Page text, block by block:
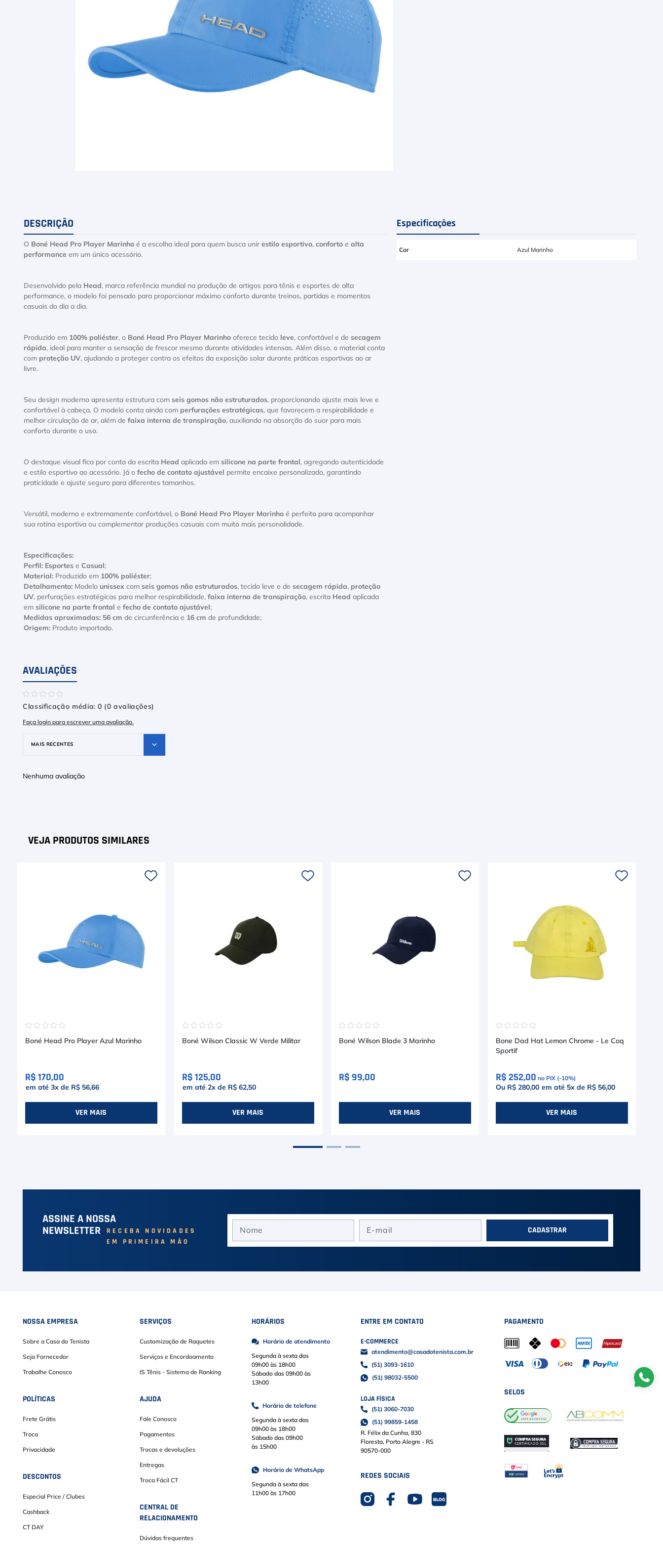
DESCRIÇÃO
O Boné Head Pro Player Marinho é a escolha ideal para quem busca unir estilo esportivo, conforto e alta
performance em um único acessório.
Desenvolvido pela Head , marca referência mundial na produção de artigos para tênis e esportes de alta
performance, o modelo foi pensado para proporcionar máximo conforto durante treinos, partidas e momentos
casuais do dia a dia.
Produzido em 100% poliéster, o Boné Head Pro Player Marinho oferece tecido leve, confortável e de secagem
rápida, ideal para manter a sensação de frescor mesmo durante atividades intensas. Além disso, o material conta
com proteção UV, ajudando a proteger contra os efeitos da exposição solar durante práticas esportivas ao ar
livre.
Seu design moderno apresenta estrutura com seis gomos não estruturados, proporcionando ajuste mais leve e
confortável à cabeça. O modelo conta ainda com perfurações estratégicas, que favorecem a respirabilidade e
melhor circulação de ar, além de faixa interna de transpiração, auxiliando na absorção do suor para mais
conforto durante o uso.
O destaque visual fica por conta da escrita Head aplicada em silicone na parte frontal , agregando autenticidade
e estilo esportivo ao acessório. Já o fecho de contato ajustável
permite encaixe personalizado, garantindo
praticidade e ajuste seguro para diferentes tamanhos.
Versátil, moderno e extremamente confortável, o Boné Head Pro Player Marinho é perfeito para acompanhar
sua rotina esportiva ou complementar produções casuais com muito mais personalidade.
Especificações:
Perfil: Esportes e Casual ;
Material: Produzido em 100% poliéster;
Detalhamento: Modelo unissex com seis gomos não estruturados, tecido leve e de secagem rápida, proteção
UV, perfurações estratégicas para melhor respirabilidade, faixa interna de transpiração, escrita Head aplicada
em silicone na parte frontal e fecho de contato ajustável ;
Medidas aproximadas: 56 cm de circunferência e 16 cm de profundidade;
Origem: Produto importado.
Especificações
Cor Azul Marinho
AVALIAÇÕES
☆☆☆☆☆
Classificação média: 0 (0 avaliações)
Faça login para escrever uma avaliação.
MAIS RECENTES
Nenhuma avaliação
☆☆☆☆☆
Boné Head Pro Player Azul Marinho
R$ 170,00
em até 3x de R$ 56,66
VER MAIS
☆☆☆☆☆
Boné Wilson Classic W Verde Militar
R$ 125,00
em até 2x de R$ 62,50
VER MAIS
☆☆☆☆☆
Boné Wilson Blade 3 Marinho
R$ 99,00
VER MAIS
☆☆☆☆☆
Bone Dad Hat Lemon Chrome - Le Coq
Sportif
R$ 252,00 no PIX (-10%)
Ou R$ 280,00 em até 5x de R$ 56,00
VER MAIS
ASSINE A NOSSA
NEWSLETTER
RECEBA NOVIDADES
EM PRIMEIRA MÃO
CADASTRAR
NOSSA EMPRESA
Sobre a Casa do Tenista
Seja Fornecedor
Trabalhe Conosco
POLÍTICAS
Frete Grátis
Troca
Privacidade
DESCONTOS
Especial Price / Clubes
Cashback
CT DAY
SERVIÇOS
Customização de Raquetes
Serviços e Encordoamento
IS Tênis - Sistema de Ranking
AJUDA
Fale Conosco
Pagamentos
Trocas e devoluções
Entregas
Troca Fácil CT
CENTRAL DE
RELACIONAMENTO
Dúvidas frequentes
HORÁRIOS
Horário de atendimento
Segunda à sexta das
09h00 às 18h00
Sábado das 09h00 às
13h00
Horário de telefone
Segunda à sexta das
09h00 às 18h00
Sábado das 09h00
às 15h00
Horário de WhatsApp
Segunda à sexta das
11h00 às 17h00
ENTRE EM CONTATO
E-COMMERCE
atendimento@casadotenista.com.br
(51) 3093-1610
(51) 98032-5500
LOJA FÍSICA
(51) 3060-7030
(51) 99859-1458
R. Félix da Cunha, 830
Floresta, Porto Alegre - RS
90570-000
REDES SOCIAIS
PAGAMENTO
SELOS